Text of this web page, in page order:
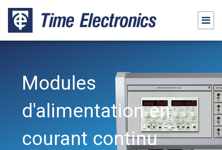
Modules
d'alimentation en
courant continu